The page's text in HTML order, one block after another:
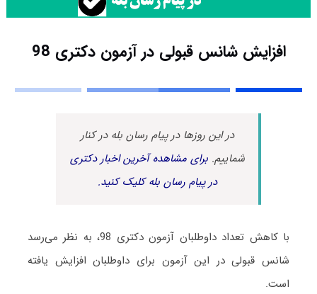
افزایش شانس قبولی در آزمون دکتری 98
در این روزها در پیام رسان بله در کنار
شماییم.برای مشاهده آخرین اخبار دکتری
در پیام رسان بله کلیک کنید.
با کاهش تعداد داوطلبان آزمون دکتری 98، به نظر می‌رسد
شانس قبولی در این آزمون برای داوطلبان افزایش یافته
است.